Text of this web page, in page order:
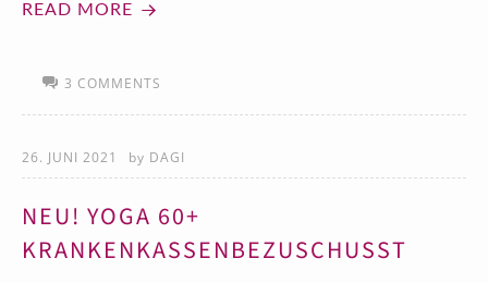
READ MORE
3 COMMENTS
26. JUNI 2021 by DAGI
NEU! YOGA 60+
KRANKENKASSENBEZUSCHUSST